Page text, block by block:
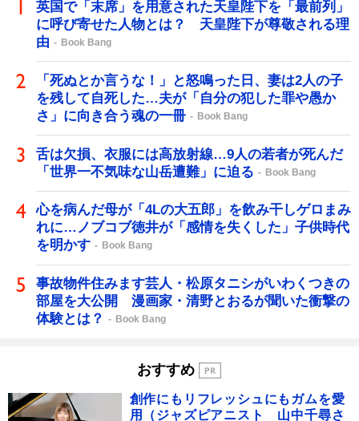
英国で「末席」を用意された天皇陛下を「最前列」
に呼び寄せた人物とは？ 天皇陛下が尊敬される理
由
Book Bang
「死ぬとか言うな！」と怒鳴った日、妻は2人の子
を残して自死した…夫が「自分の犯した罪や愚か
さ」に向き合う魂の一冊
Book Bang
舌は欠損、衣服には高放射線…9人の若者が死んだ
「世界一不気味な山岳遭難」に迫る
Book Bang
心を病んだ母が「4Lの大五郎」を飲み干しゲロまみ
れに…ノブコブ徳井が「感情を失くした」子供時代
を明かす
Book Bang
事故物件住みます芸人・松原タニシがいわくつきの
部屋を大公開 漫画家・清野とおるが聞いた衝撃の
体験とは？
Book Bang
おすすめ
創作にもリフレッシュにもガムを愛
用（ジャズピアニスト 山中千尋さ